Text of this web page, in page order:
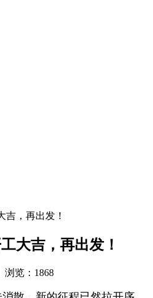
吉，再出发！
大吉，再出发！
浏览：1868